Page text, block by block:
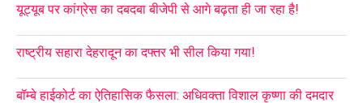
यूट्यूब पर कांग्रेस का दबदबा बीजेपी से आगे बढ़ता ही जा रहा है!
राष्ट्रीय सहारा देहरादून का दफ्तर भी सील किया गया!
बॉम्बे हाईकोर्ट का ऐतिहासिक फैसला: अधिवक्ता विशाल कृष्णा की दमदार